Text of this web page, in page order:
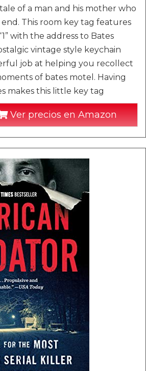
of a man and his mother who
This room key tag features
with the address to Bates
vintage style keychain
job at helping you recollect
of bates motel. Having
makes this little key tag
Ver precios en Amazon